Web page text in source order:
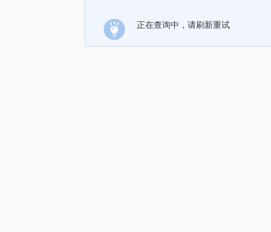
正在查询中，请刷新重试